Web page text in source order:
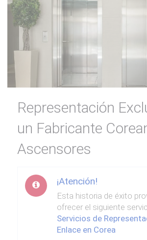
Representación
un Fabricante
Ascensores
¡Atención!
Esta historia de éxito
ofrecer el siguiente
Servicios de
Enlace en Corea